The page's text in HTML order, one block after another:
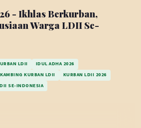
- Ikhlas Berkurban,
Warga LDII Se-
LDII
IDUL ADHA 2026
KAMBING KURBAN LDII
KURBAN LDII 2026
SE-INDONESIA